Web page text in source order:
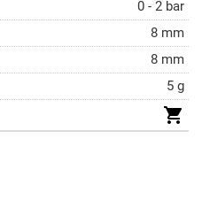
0 - 2 bar
8 mm
8 mm
5 g